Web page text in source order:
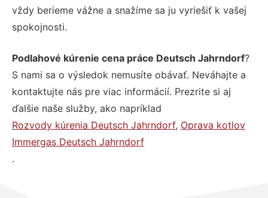
vždy berieme vážne a snažíme sa ju vyriešiť k vašej
spokojnosti.
Podlahové kúrenie cena práce Deutsch Jahrndorf?
S nami sa o výsledok nemusíte obávať. Neváhajte a
kontaktujte nás pre viac informácií. Prezrite si aj
ďalšie naše služby, ako napríklad
Rozvody kúrenia Deutsch Jahrndorf, Oprava kotlov
Immergas Deutsch Jahrndorf
.